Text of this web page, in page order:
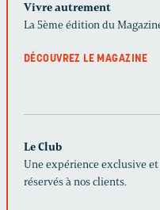
Vivre autrement
La 5ème édition du
DÉCOUVREZ LE MAGAZINE
Le Club
Une expérience exclusive et
réservés à nos clients.